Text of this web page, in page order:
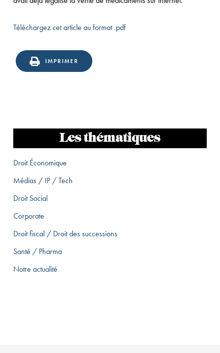
Téléchargez cet article au format .pdf
IMPRIMER
Les thématiques
Droit Économique
Médias / IP / Tech
Droit Social
Corporate
Droit fiscal / Droit des successions
Santé / Pharma
Notre actualité